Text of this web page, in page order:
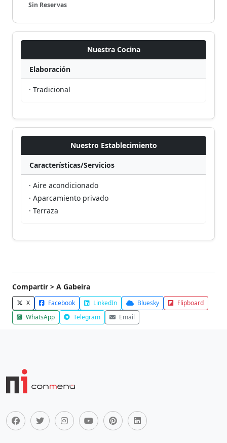
Sin Reservas
Nuestra Cocina
Elaboración
· Tradicional
Nuestro Establecimiento
Características/Servicios
· Aire acondicionado
· Aparcamiento privado
· Terraza
Compartir > A Gabeira
X Facebook LinkedIn Bluesky
Flipboard
WhatsApp
Telegram Email